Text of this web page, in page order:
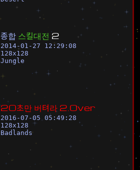
종합 스킬대전 2
2014-01-27 12:29:08
128x128
Jungle
20초만 버텨라 2 0ver
2016-07-05 05:49:28
128x128
Badlands